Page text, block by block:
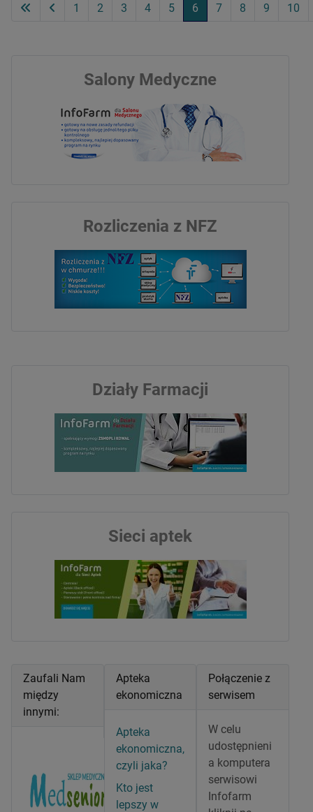
Działy Farmacji
Sieci aptek
Strona 6 z 69
1 2 3 4 5 6 7 8 9 10
Salony Medyczne
Rozliczenia z NFZ
Zaufali Nam
między
innymi:
Apteka
ekonomiczna
Apteka
ekonomiczna,
czyli jaka?
Kto jest
lepszy w
Połączenie z
serwisem
W celu
udostępnieni
a komputera
serwisowi
Infofarm